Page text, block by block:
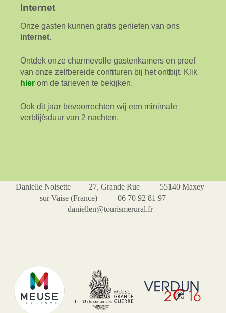
Internet
Onze gasten kunnen gratis genieten van ons
internet.
Ontdek onze charmevolle gastenkamers en proef
van onze zelfbereide confituren bij het ontbijt. Klik
hier om de tarieven te bekijken.
Ook dit jaar bevoorrechten wij een minimale
verblijfsduur van 2 nachten.
Danielle Noisette 27, Grande Rue 55140 Maxey
sur Vaise (France) 06 70 92 81 97
daniellen@tourismerural.fr